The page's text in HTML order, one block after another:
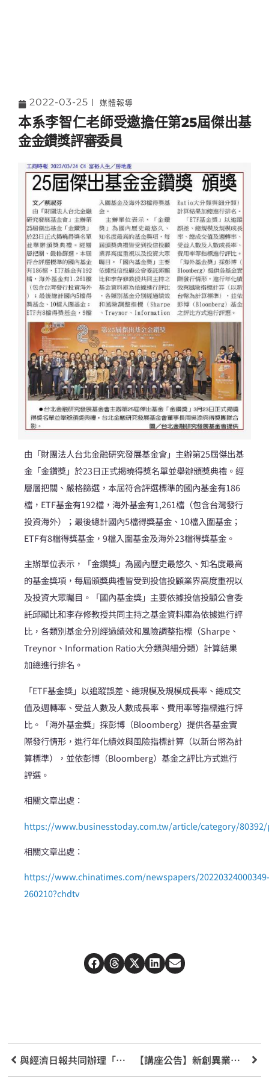
2022-03-25 媒體報導
本系李智仁老師受邀擔任第25屆傑出基
金金鑽獎評審委員
由「財團法人台北金融研究發展基金會」主辦第25屆傑出基
金「金鑽獎」於23日正式揭曉得獎名單並舉辦頒獎典禮。經
層層把關、嚴格篩選，本屆符合評選標準的國內基金有186
檔，ETF基金有192檔，海外基金有1,261檔（包含台灣發行
投資海外）；最後總計國內5檔得獎基金、10檔入圍基金；
ETF有8檔得獎基金，9檔入圍基金及海外23檔得獎基金。
主辦單位表示，「金鑽獎」為國內歷史最悠久、知名度最高
的基金獎項，每屆頒獎典禮皆受到投信投顧業界高度重視以
及投資大眾矚目。「國內基金獎」主要依據投信投顧公會委
託邱顯比和李存修教授共同主持之基金資料庫為依據進行評
比，各類別基金分別經過績效和風險調整指標（Sharpe、
Treynor、Information Ratio大分類與細分類）計算結果
加總進行排名。
「ETF基金獎」以追蹤誤差、總規模及規模成長率、總成交
值及週轉率、受益人數及人數成長率、費用率等指標進行評
比。「海外基金獎」採彭博（Bloomberg）提供各基金實
際發行情形，進行年化績效與風險指標計算（以新台幣為計
算標準），並依彭博（Bloomberg）基金之評比方式進行
評選。
相關文章出處：
https://www.businesstoday.com.tw/article/category/80392/
相關文章出處：
https://www.chinatimes.com/newspapers/20220324000349-
260210?chdtv
與經濟日報共同辦理「金融講座-迎接金融新時代」活動 【講座公告】新創異業聯盟 1+1大於2的策略思維